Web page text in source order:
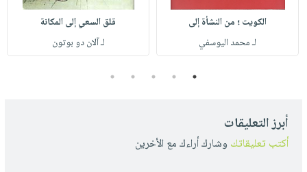
الكويت ؛ من النشأة إلى
لـ محمد اليوسفي
قلق السعي إلى المكانة
لـ آلان دو بوتون
1
2
3
4
5
أبرز التعليقات
أكتب تعليقاتك وشارك أراءك مع الأخرين